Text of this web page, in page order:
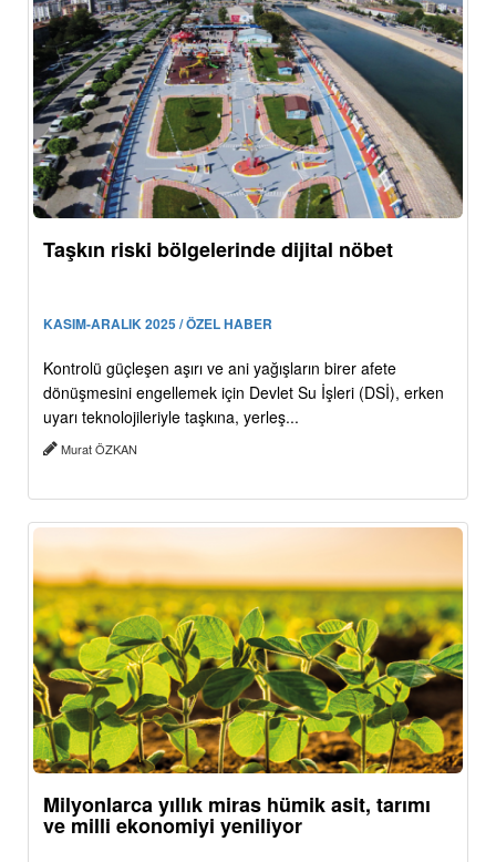
Taşkın riski bölgelerinde dijital nöbet
KASIM-ARALIK 2025 / ÖZEL HABER
Kontrolü güçleşen aşırı ve ani yağışların birer afete
dönüşmesini engellemek için Devlet Su İşleri (DSİ), erken
uyarı teknolojileriyle taşkına, yerleş...
Murat ÖZKAN
Milyonlarca yıllık miras hümik asit, tarımı
ve milli ekonomiyi yeniliyor